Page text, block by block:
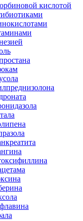
кислотой